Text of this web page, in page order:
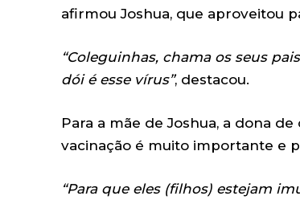
afirmou Joshua, que aproveitou
“Coleguinhas, chama os seus
dói é esse vírus”, destacou.
Para a mãe de Joshua, a dona
vacinação é muito importante e
“Para que eles (filhos) estejam